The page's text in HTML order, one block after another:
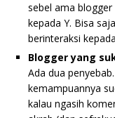
sebel ama blogger
kepada Y. Bisa
berinteraksi
Blogger yang
Ada dua
kemampuannya
kalau ngasih